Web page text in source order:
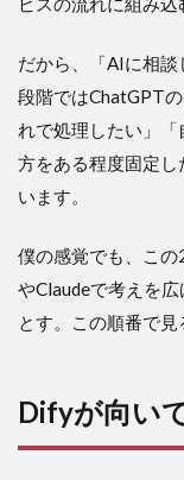
だから、「AIに相談
段階ではChatGPT
れで処理したい」
方をある程度固定
います。
僕の感覚でも、こ
やClaudeで考えを
とす。この順番で見
Difyが向い